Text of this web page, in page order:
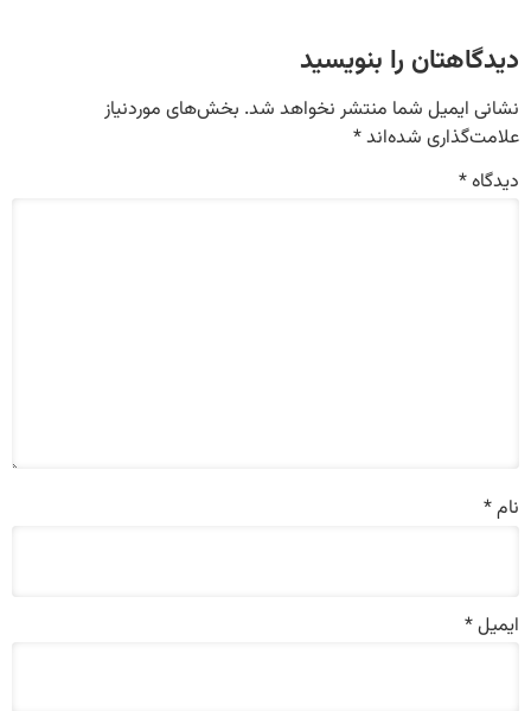
دیدگاهتان را بنویسید
نشانی ایمیل شما منتشر نخواهد شد. بخش‌های موردنیاز
علامت‌گذاری شده‌اند*
دیدگاه*
نام*
ایمیل*